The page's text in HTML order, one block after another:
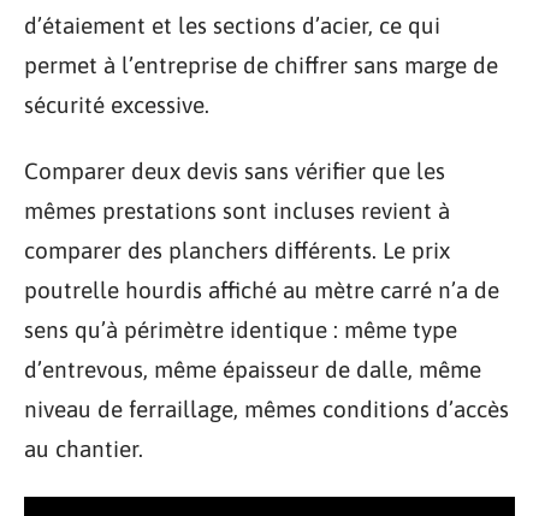
d’étaiement et les sections d’acier, ce qui
permet à l’entreprise de chiffrer sans marge de
sécurité excessive.
Comparer deux devis sans vérifier que les
mêmes prestations sont incluses revient à
comparer des planchers différents. Le prix
poutrelle hourdis affiché au mètre carré n’a de
sens qu’à périmètre identique : même type
d’entrevous, même épaisseur de dalle, même
niveau de ferraillage, mêmes conditions d’accès
au chantier.